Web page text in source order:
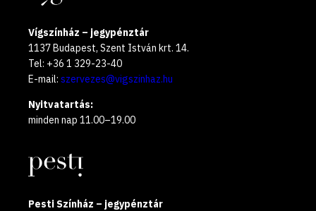
Vígszínház – jegypénztár
1137 Budapest, Szent István krt. 14.
Tel: +36 1 329-23-40
E-mail: szervezes@vigszinhaz.hu
Nyitvatartás:
minden nap 11.00–19.00
Pesti Színház – jegypénztár